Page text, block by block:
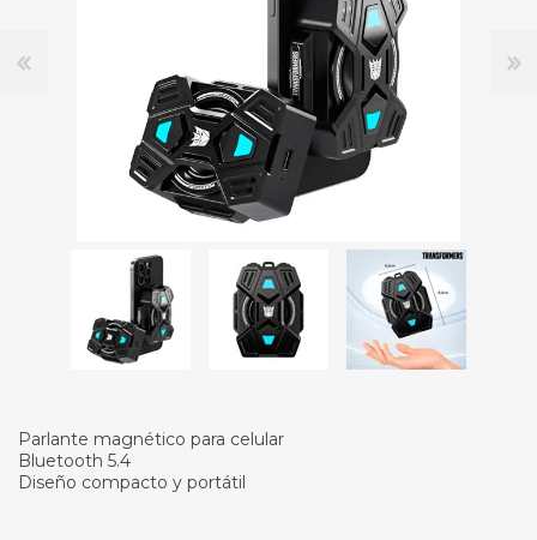
Parlante magnético para celular
Bluetooth 5.4
Diseño compacto y portátil